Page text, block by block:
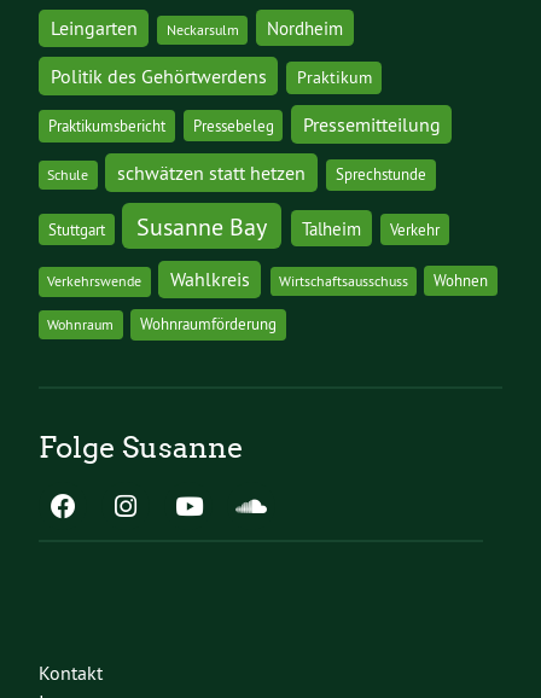
Leingarten Neckarsulm Nordheim
Politik des Gehörtwerdens Praktikum
Praktikumsbericht Pressebeleg Pressemitteilung
Schule schwätzen statt hetzen Sprechstunde
Stuttgart Susanne Bay Talheim Verkehr
Verkehrswende Wahlkreis Wirtschaftsausschuss Wohnen
Wohnraum Wohnraumförderung
Folge Susanne
Kontakt